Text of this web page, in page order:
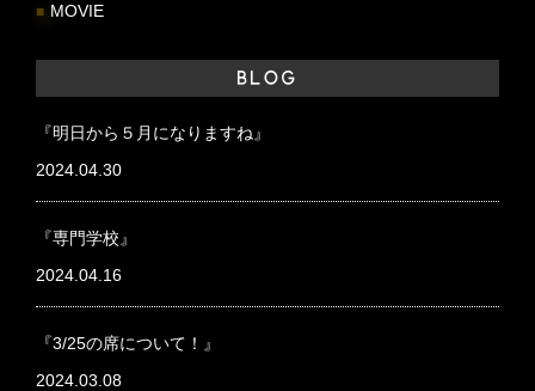
MOVIE
BLOG
『明日から５月になりますね』
2024.04.30
『専門学校』
2024.04.16
『3/25の席について！』
2024.03.08